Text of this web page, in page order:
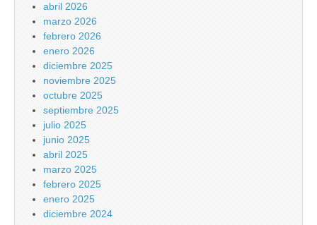
abril 2026
marzo 2026
febrero 2026
enero 2026
diciembre 2025
noviembre 2025
octubre 2025
septiembre 2025
julio 2025
junio 2025
abril 2025
marzo 2025
febrero 2025
enero 2025
diciembre 2024